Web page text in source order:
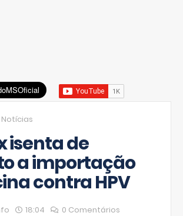
Notícias
isenta de
a importação
contra HPV
18:04 0 Comentários